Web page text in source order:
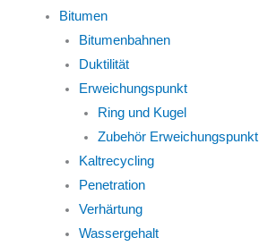
Bitumen
Bitumenbahnen
Duktilität
Erweichungspunkt
Ring und Kugel
Zubehör Erweichungspunkt
Kaltrecycling
Penetration
Verhärtung
Wassergehalt